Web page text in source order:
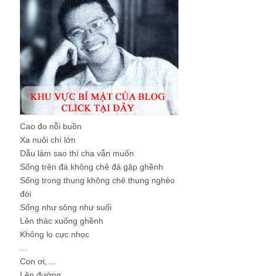
Cao đo nỗi buồn
Xa nuôi chí lớn
Dẫu làm sao thì cha vẫn muốn
Sống trên đá không chê đá gập ghềnh
Sống trong thung không chê thung nghèo
đói
Sống như sông như suối
Lên thác xuống ghềnh
Không lo cực nhọc
Con ơi, ...